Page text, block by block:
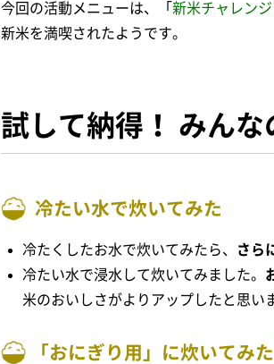
今回の活動メニューは、「 新米チャレン
新米を満喫されたようです。
試して納得！ みんな
冷たい水で炊いてみた
冷たくしたお水で炊いてみたら、 さら
冷たい水で浸水して炊いてみました。
米のおいしさがよりアップしたと思い
「おにぎり用」に炊いてみた